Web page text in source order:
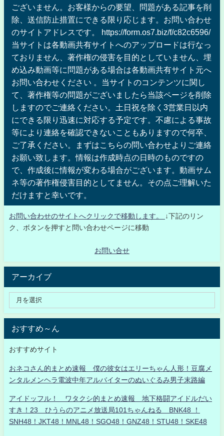
ございません。お客様からの要望、問題がある記事を削
除、送信防止措置にできる限り応じます。お問い合わせ
のサイトアドレスです。 https://form.os7.biz/f/c82c6596/
当サイトは各動画共有サイトへのアップロードは行なっ
ておりません、著作権の侵害を目的としていません、埋
め込み動画等に問題がある場合は各動画共有サイト元へ
お問い合わせください 。当サイトのコンテンツに関し
て、著作権等の問題がございましたら当該ページを削除
しますのでご連絡ください。土日祝を除く3営業日以内
にできる限り迅速に対応する予定です。不慮による事故
等により連絡を確認できないこともありますので何卒、
ご了承ください。まずはこちらの問い合わせよりご連絡
お願い致します。情報は作成時点の日時のものですの
で、作成後に情報が変わる場合がございます。動画サム
ネ等の著作権侵害目的としてません。その点ご理解いた
だけますと幸いです。
お問い合わせのサイトへクリックで移動します。
↓下記のリン
ク、ボタンを押すと問い合わせページに移動
お問い合せ
アーカイブ
おすすめ～ん
おすすめサイト
おネコさん的まとめ速報 僕の彼女はエリーちゃん人形！豆腐メ
ンタルメンヘラ電波中年アルバイターのぬいぐるみ男子末路編
アイドッフル！ ワタクシ的まとめ速報 地下格闘アイドルだい
すき！23 ひうらのアニメ放送局101ちゃんねる BNK48 ！
SNH48！JKT48！MNL48！SGO48！GNZ48！STU48！SKE48